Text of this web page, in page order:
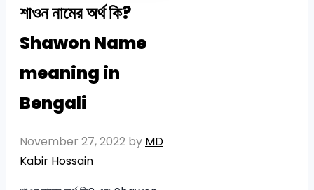
শাওন নামের অর্থ কি?
Shawon Name
meaning in
Bengali
November 27, 2022 by MD
Kabir Hossain